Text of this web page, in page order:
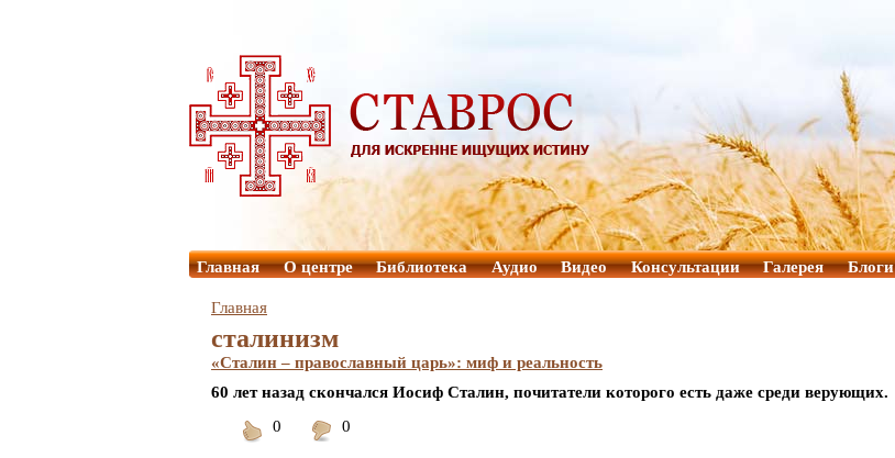
Главная О центре Библиотека Аудио Видео Консультации Галерея Блоги
Главная
сталинизм
«Сталин – православный царь»: миф и реальность
60 лет назад скончался Иосиф Сталин, почитатели которого есть даже среди верующих.
0
0